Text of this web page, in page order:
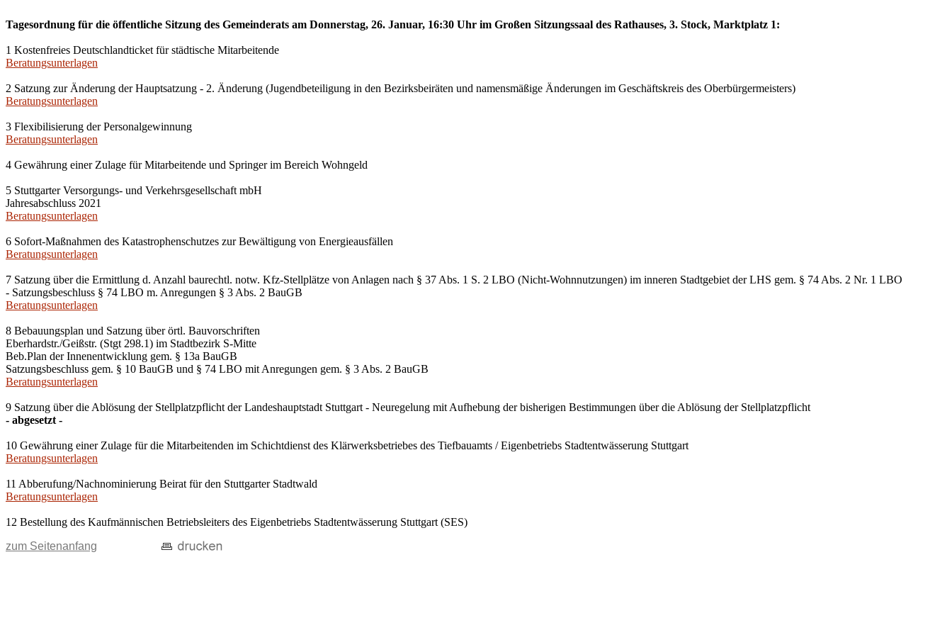
Tagesordnung für die öffentliche Sitzung des Gemeinderats am Donnerstag, 26. Januar, 16:30 Uhr im Großen Sitzungssaal des Rathauses, 3. Stock, Marktplatz 1:
1 Kostenfreies Deutschlandticket für städtische Mitarbeitende
Beratungsunterlagen
2 Satzung zur Änderung der Hauptsatzung - 2. Änderung (Jugendbeteiligung in den Bezirksbeiräten und namensmäßige Änderungen im Geschäftskreis des Oberbürgermeisters)
Beratungsunterlagen
3 Flexibilisierung der Personalgewinnung
Beratungsunterlagen
4 Gewährung einer Zulage für Mitarbeitende und Springer im Bereich Wohngeld
5 Stuttgarter Versorgungs- und Verkehrsgesellschaft mbH
Jahresabschluss 2021
Beratungsunterlagen
6 Sofort-Maßnahmen des Katastrophenschutzes zur Bewältigung von Energieausfällen
Beratungsunterlagen
7 Satzung über die Ermittlung d. Anzahl baurechtl. notw. Kfz-Stellplätze von Anlagen nach § 37 Abs. 1 S. 2 LBO (Nicht-Wohnnutzungen) im inneren Stadtgebiet der LHS gem. § 74 Abs. 2 Nr. 1 LBO
- Satzungsbeschluss § 74 LBO m. Anregungen § 3 Abs. 2 BauGB
Beratungsunterlagen
8 Bebauungsplan und Satzung über örtl. Bauvorschriften
Eberhardstr./Geißstr. (Stgt 298.1) im Stadtbezirk S-Mitte
Beb.Plan der Innenentwicklung gem. § 13a BauGB
Satzungsbeschluss gem. § 10 BauGB und § 74 LBO mit Anregungen gem. § 3 Abs. 2 BauGB
Beratungsunterlagen
9 Satzung über die Ablösung der Stellplatzpflicht der Landeshauptstadt Stuttgart - Neuregelung mit Aufhebung der bisherigen Bestimmungen über die Ablösung der Stellplatzpflicht
- abgesetzt -
10 Gewährung einer Zulage für die Mitarbeitenden im Schichtdienst des Klärwerksbetriebes des Tiefbauamts / Eigenbetriebs Stadtentwässerung Stuttgart
Beratungsunterlagen
11 Abberufung/Nachnominierung Beirat für den Stuttgarter Stadtwald
Beratungsunterlagen
12 Bestellung des Kaufmännischen Betriebsleiters des Eigenbetriebs Stadtentwässerung Stuttgart (SES)
zum Seitenanfang